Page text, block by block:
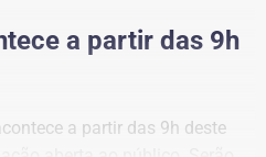
a partir das 9h
a partir das 9h deste